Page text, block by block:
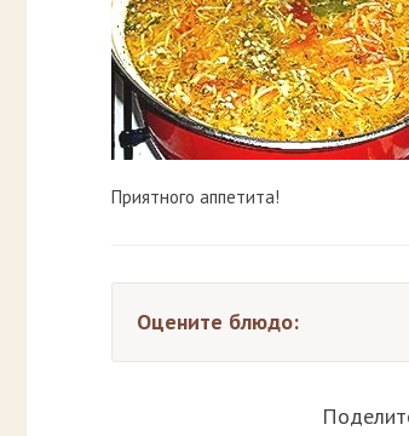
Приятного аппетита!
Оцените блюдо: